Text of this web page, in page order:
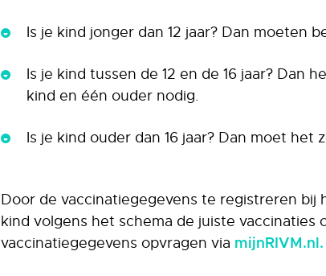
Is je kind jonger dan 12 jaar? Dan moeten
Is je kind tussen de 12 en de 16 jaar? Dan
kind en één ouder nodig.
Is je kind ouder dan 16 jaar? Dan moet het
Door de vaccinatiegegevens te registreren bij
kind volgens het schema de juiste vaccinaties
vaccinatiegegevens opvragen via mijnRIVM.nl.